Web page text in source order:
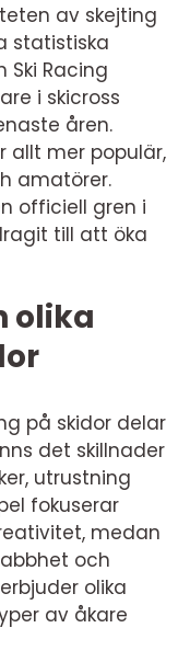
av skejting
statistiska
Ski Racing
i skicross
åren.
allt mer populär,
amatörer.
officiell gren i
till att öka
olika
på skidor delar
det skillnader
utrustning
fokuserar
medan
och
olika
av åkare